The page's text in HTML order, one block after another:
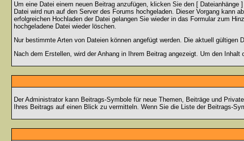
Um eine Datei einem neuen Beitrag anzufügen, klicken Sie den [
Datei wird nun auf den Server des Forums hochgeladen. Dieser Vorgang kann
erfolgreichen Hochladen der Datei gelangen Sie wieder in das Formular zum
hochgeladene Datei wieder löschen.
Nur bestimmte Arten von Dateien können angefügt werden. Die aktuell gültigen
Nach dem Erstellen, wird der Anhang in Ihrem Beitrag angezeigt. Um den
Der Administrator kann Beitrags-Symbole für neue Themen, Beiträge und
Ihres Beitrags auf einen Blick zu vermitteln. Wenn Sie die Liste der Beitrags-